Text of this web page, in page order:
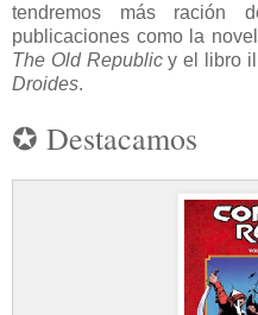
tendremos más ración
publicaciones como la
The Old Republicy el libro
Droides.
✪ Destacamos